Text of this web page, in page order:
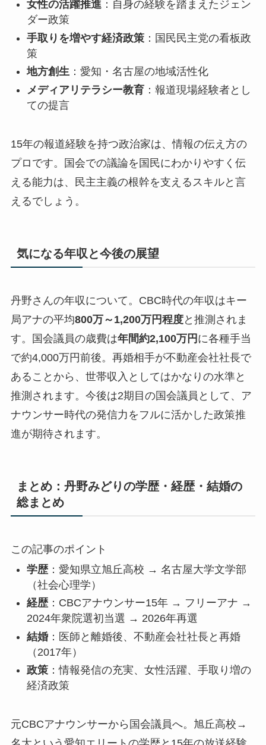
女性の活躍推進：自身の経験を踏まえたジェン
ダー政策
手取りを増やす経済政策：国民民主党の看板政
策
地方創生：愛知・名古屋の地域活性化
メディアリテラシー教育：報道現場経験者とし
ての提言
15年の報道経験を持つ政治家は、情報の伝え方の
プロ です。国会での議論を国民にわかりやすく伝
える能力は、民主主義の根幹を支えるスキルと言
えるでしょう。
気になる年収と今後の展望
丹野さんの年収について。CBC時代の年収はキー
局アナの平均800万～1,200万円程度と推測されま
す。国会議員の歳費は年間約2,100万円 に各種手当
で約4,000万円前後。再婚相手が不動産会社社長で
あることから、世帯収入としてはかなりの水準と
推測されます。今後は2期目の国会議員として、ア
ナウンサー時代の発信力をフルに活かした政策推
進が期待されます。
まとめ：丹野みどりの学歴・経歴・結婚の
総まとめ
この記事のポイント
学歴：愛知県立旭丘高校 → 名古屋大学文学部
（社会心理学）
経歴：CBCアナウンサー15年 → フリーアナ →
2024年衆院選初当選 → 2026年再選
結婚：医師と離婚後、不動産会社社長と再婚
（2017年）
政策：情報発信の充実、女性活躍、手取り増の
経済政策
元CBCアナウンサーから国会議員へ。旭丘高校→